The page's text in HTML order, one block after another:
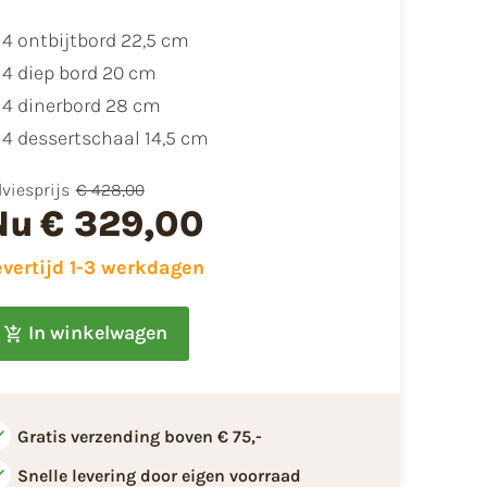
4 ontbijtbord 22,5 cm
4 diep bord 20 cm
4 dinerbord 28 cm
4 dessertschaal 14,5 cm
€ 428,00
€ 329,00
1-3 werkdagen
In winkelwagen
Gratis verzending boven € 75,-
Snelle levering door eigen voorraad